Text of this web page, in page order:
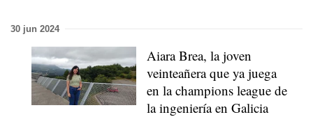
30 jun 2024
Aiara Brea, la joven
veinteañera que ya juega
en la champions league de
la ingeniería en Galicia